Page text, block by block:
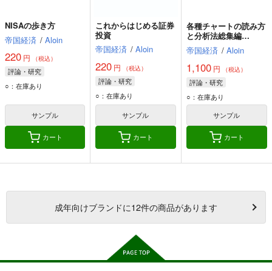
NISAの歩き方
帝国経済 / Aloin
220 円 （税込）
評論・研究
○：在庫あり
サンプル
カート
これからはじめる証券
投資
帝国経済 / Aloin
220 円 （税込）
評論・研究
○：在庫あり
サンプル
カート
各種チャートの読み方
と分析法総集編
second edition
帝国経済 / Aloin
1,100円 （税込）
評論・研究
○：在庫あり
サンプル
カート
成年向けブランドに12件の商品があります